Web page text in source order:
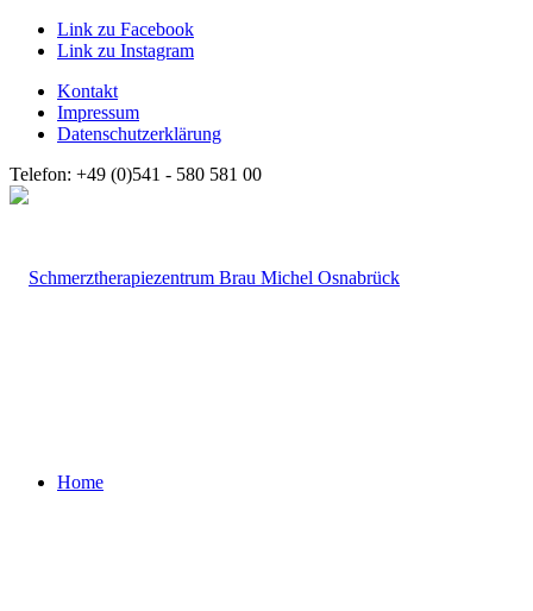
Link zu Facebook
Link zu Instagram
Kontakt
Impressum
Datenschutzerklärung
Telefon: +49 (0)541 - 580 581 00
Home